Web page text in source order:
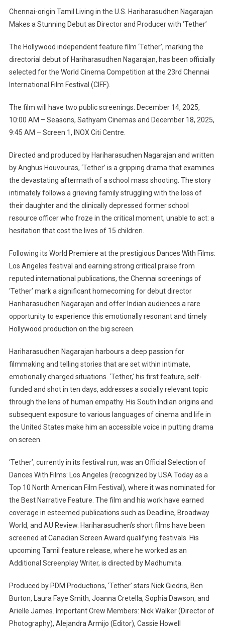
Chennai-origin Tamil Living in the U.S. Hariharasudhen Nagarajan
Makes a Stunning Debut as Director and Producer with ‘Tether’
The Hollywood independent feature film ‘Tether’, marking the
directorial debut of Hariharasudhen Nagarajan, has been officially
selected for the World Cinema Competition at the 23rd Chennai
International Film Festival (CIFF).
The film will have two public screenings: December 14, 2025,
10:00 AM – Seasons, Sathyam Cinemas and December 18, 2025,
9:45 AM – Screen 1, INOX Citi Centre.
Directed and produced by Hariharasudhen Nagarajan and written
by Anghus Houvouras, ‘Tether’ is a gripping drama that examines
the devastating aftermath of a school mass shooting. The story
intimately follows a grieving family struggling with the loss of
their daughter and the clinically depressed former school
resource officer who froze in the critical moment, unable to act: a
hesitation that cost the lives of 15 children.
Following its World Premiere at the prestigious Dances With Films:
Los Angeles festival and earning strong critical praise from
reputed international publications, the Chennai screenings of
‘Tether’ mark a significant homecoming for debut director
Hariharasudhen Nagarajan and offer Indian audiences a rare
opportunity to experience this emotionally resonant and timely
Hollywood production on the big screen.
Hariharasudhen Nagarajan harbours a deep passion for
filmmaking and telling stories that are set within intimate,
emotionally charged situations. ‘Tether,’ his first feature, self-
funded and shot in ten days, addresses a socially relevant topic
through the lens of human empathy. His South Indian origins and
subsequent exposure to various languages of cinema and life in
the United States make him an accessible voice in putting drama
on screen.
‘Tether’, currently in its festival run, was an Official Selection of
Dances With Films: Los Angeles (recognized by USA Today as a
Top 10 North American Film Festival), where it was nominated for
the Best Narrative Feature. The film and his work have earned
coverage in esteemed publications such as Deadline, Broadway
World, and AU Review. Hariharasudhen’s short films have been
screened at Canadian Screen Award qualifying festivals. His
upcoming Tamil feature release, where he worked as an
Additional Screenplay Writer, is directed by Madhumita.
Produced by PDM Productions, ‘Tether’ stars Nick Giedris, Ben
Burton, Laura Faye Smith, Joanna Cretella, Sophia Dawson, and
Arielle James. Important Crew Members: Nick Walker (Director of
Photography), Alejandra Armijo (Editor), Cassie Howell